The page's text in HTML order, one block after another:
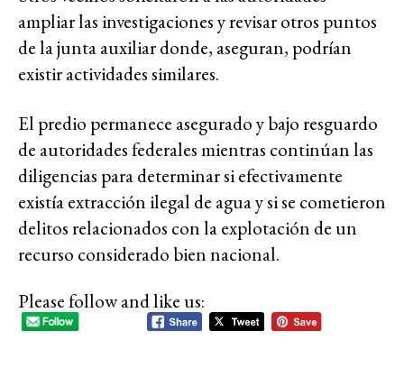
ampliar las investigaciones y revisar otros puntos
de la junta auxiliar donde, aseguran, podrían
existir actividades similares.
El predio permanece asegurado y bajo resguardo
de autoridades federales mientras continúan las
diligencias para determinar si efectivamente
existía extracción ilegal de agua y si se cometieron
delitos relacionados con la explotación de un
recurso considerado bien nacional.
Please follow and like us: